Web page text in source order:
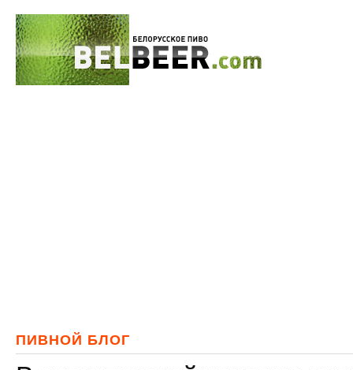
ПИВНОЙ БЛОГ